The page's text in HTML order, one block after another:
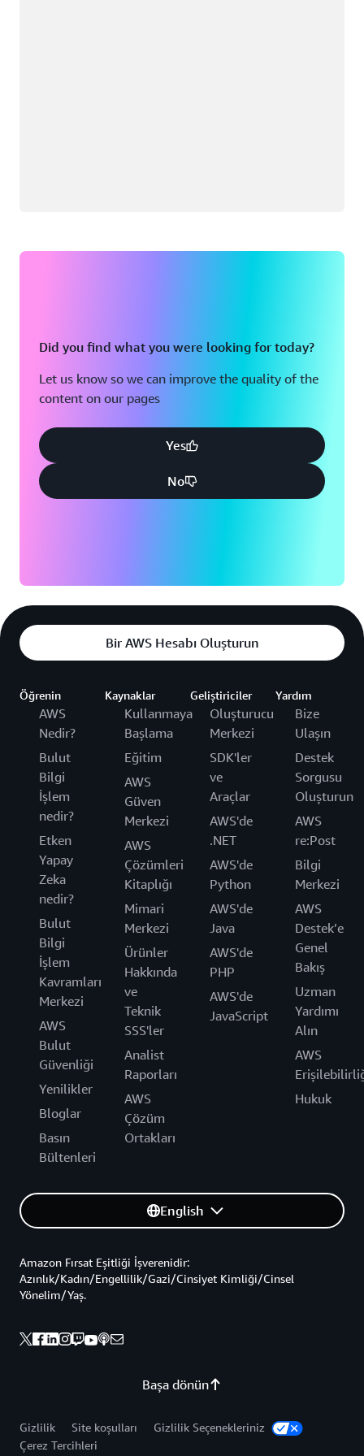
Did you find what you were looking for today?
Let us know so we can improve the quality of the
content on our pages
Yes
No
Bir AWS Hesabı Oluşturun
Öğrenin
AWS
Nedir?
Bulut
Bilgi
İşlem
nedir?
Etken
Yapay
Zeka
nedir?
Bulut
Bilgi
İşlem
Kavramları
Merkezi
AWS
Bulut
Güvenliği
Yenilikler
Bloglar
Basın
Bültenleri
Kaynaklar
Kullanmaya
Başlama
Eğitim
AWS
Güven
Merkezi
AWS
Çözümleri
Kitaplığı
Mimari
Merkezi
Ürünler
Hakkında
ve
Teknik
SSS'ler
Analist
Raporları
AWS
Çözüm
Ortakları
Geliştiriciler
Oluşturucu
Merkezi
SDK'ler
ve
Araçlar
AWS'de
.NET
AWS'de
Python
AWS'de
Java
AWS'de
PHP
AWS'de
JavaScript
Yardım
Bize
Ulaşın
Destek
Sorgusu
Oluşturun
AWS
re:Post
Bilgi
Merkezi
AWS
Destek’e
Genel
Bakış
Uzman
Yardımı
Alın
AWS
Hukuk
English
Başa dönün
Amazon Fırsat Eşitliği İşverenidir:
Azınlık/Kadın/Engellilik/Gazi/Cinsiyet Kimliği/Cinsel
Yönelim/Yaş.
Gizlilik Site koşulları
Gizlilik Seçenekleriniz
Çerez Tercihleri